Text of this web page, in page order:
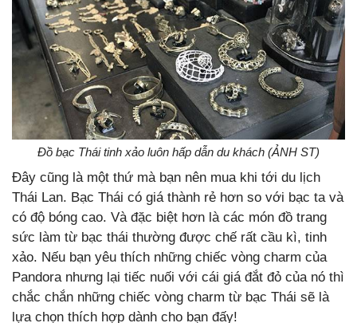
Đồ bạc Thái tinh xảo luôn hấp dẫn du khách (ẢNH ST)
Đây cũng là một thứ mà bạn nên mua khi tới du lịch
Thái Lan. Bạc Thái có giá thành rẻ hơn so với bạc ta và
có độ bóng cao. Và đặc biệt hơn là các món đồ trang
sức làm từ bạc thái thường được chế rất cầu kì, tinh
xảo. Nếu bạn yêu thích những chiếc vòng charm của
Pandora nhưng lại tiếc nuối với cái giá đắt đỏ của nó thì
chắc chắn những chiếc vòng charm từ bạc Thái sẽ là
lựa chọn thích hợp dành cho bạn đấy!